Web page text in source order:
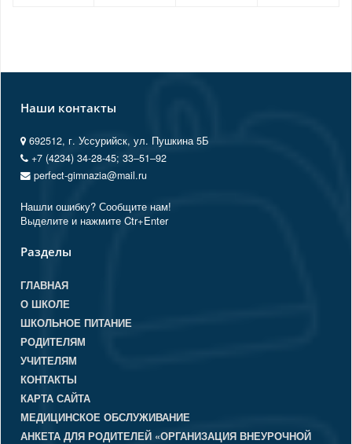
Наши контакты
692512, г. Уссурийск, ул. Пушкина 5Б
+7 (4234) 34-28-45; 33‒51‒92
perfect-gimnazia@mail.ru
Нашли ошибку? Сообщите нам!
Выделите и нажмите Ctr+Enter
Разделы
ГЛАВНАЯ
О ШКОЛЕ
ШКОЛЬНОЕ ПИТАНИЕ
РОДИТЕЛЯМ
УЧИТЕЛЯМ
КОНТАКТЫ
КАРТА САЙТА
МЕДИЦИНСКОЕ ОБСЛУЖИВАНИЕ
АНКЕТА ДЛЯ РОДИТЕЛЕЙ «ОРГАНИЗАЦИЯ ВНЕУРОЧНОЙ